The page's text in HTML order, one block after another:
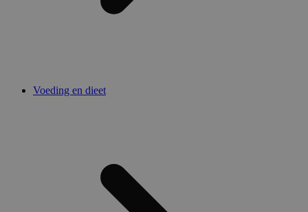
Voeding en dieet